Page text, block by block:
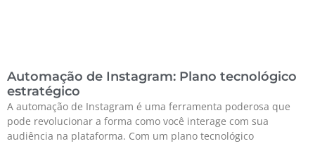
Automação de Instagram: Plano tecnológico
estratégico
A automação de Instagram é uma ferramenta poderosa que
pode revolucionar a forma como você interage com sua
audiência na plataforma. Com um plano tecnológico